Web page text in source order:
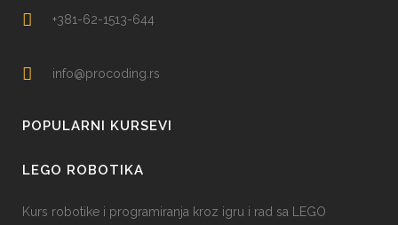
+381-62-1513-644
info@procoding.rs
POPULARNI KURSEVI
LEGO ROBOTIKA
Kurs robotike i programiranja kroz igru i rad sa LEGO